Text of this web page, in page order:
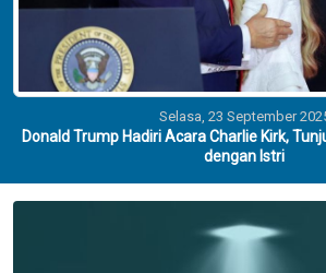
Selasa, 23 September
Donald Trump Hadiri Acara Charlie Kirk,
dengan Istri